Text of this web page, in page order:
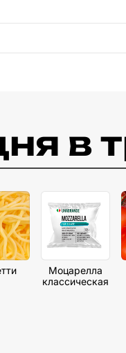
в
Моцарелла
классическая